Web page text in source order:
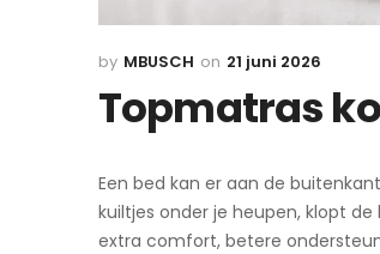
MBUSCH 21 juni 2026
Topmatras
Een bed kan er aan de
kuiltjes onder je heupen, klopt
extra comfort, betere